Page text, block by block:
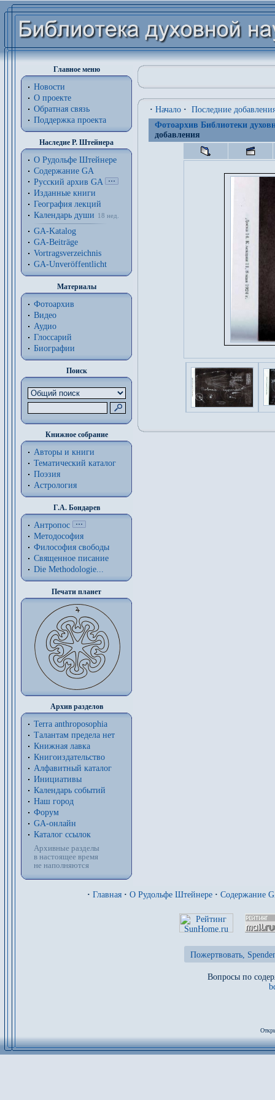
Главное меню
Новости
О проекте
Обратная связь
Поддержка проекта
Наследие Р. Штейнера
О Рудольфе Штейнере
Содержание GA
Русский архив GA
Изданные книги
География лекций
Календарь души
18 нед.
GA-Katalog
GA-Beiträge
Vortragsverzeichnis
GA-Unveröffentlicht
Материалы
Фотоархив
Видео
Аудио
Глоссарий
Биографии
Поиск
Книжное собрание
Авторы и книги
Тематический каталог
Поэзия
Астрология
Г.А. Бондарев
Антропос
Методософия
Философия cвободы
Священное писание
Die Methodologie...
Печати планет
Архив разделов
Terra anthroposophia
Талантам предела нет
Книжная лавка
Книгоиздательство
Алфавитный каталог
Инициативы
Календарь событий
Наш город
Форум
GA-онлайн
Каталог ссылок
Архивные разделы
в настоящее время
не наполняются
· Начало · Последние
Фотоархив Библиотеки
добавления
· Главная · О Рудольфе Штейнере · Содержание
Пожертвовать,
Вопросы по